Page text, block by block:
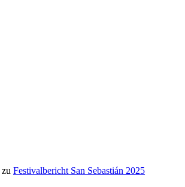
zu Festivalbericht San Sebastián 2025